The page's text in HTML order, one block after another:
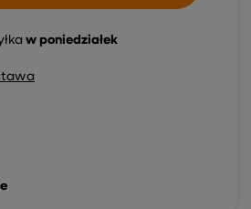
w poniedziałek